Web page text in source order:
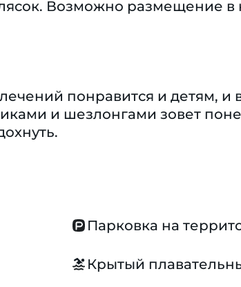
Возможно размещение в
понравится и детям, и
и шезлонгами зовет
Парковка на
Крытый